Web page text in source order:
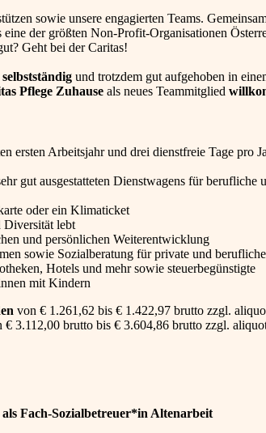
sowie unsere engagierten Teams.
der größten Non-Profit-Organisationen
Geht bei der Caritas!
selbstständig und trotzdem gut aufgehoben in
Pflege Zuhause als neues Teammitglied
ersten Arbeitsjahr und drei dienstfreie Tage pro
gut ausgestatteten Dienstwagens für berufliche
oder ein Klimaticket
Diversität lebt
und persönlichen Weiterentwicklung
sowie Sozialberatung für private und
Hotels und mehr sowie steuerbegünstigte
mit Kindern
von € 1.261,62 bis € 1.422,97 brutto zzgl.
3.112,00 brutto bis € 3.604,86 brutto zzgl.
Fach-Sozialbetreuer*in Altenarbeit